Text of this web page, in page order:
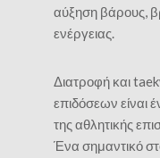
αύξηση βάρους,
ενέργειας.
Διατροφή και
επιδόσεων είναι
της αθλητικής
Ένα σημαντικό